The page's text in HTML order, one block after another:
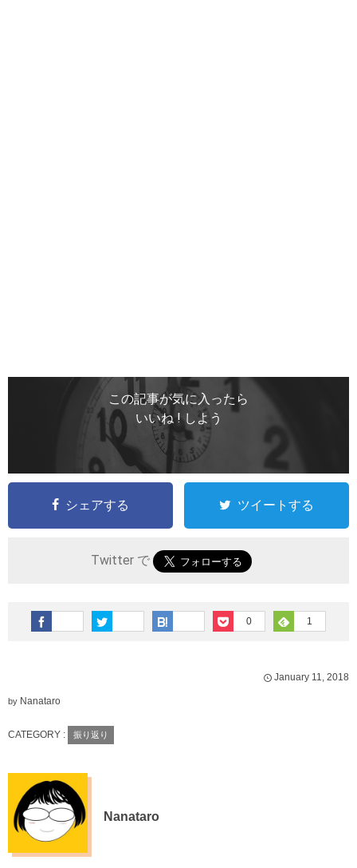
この記事が気に入ったら
いいね ! しよう
シェアする ツイートする
Twitter で
0 1
January 11 2018
by Nanataro
CATEGORY : 振り返り
Nanataro